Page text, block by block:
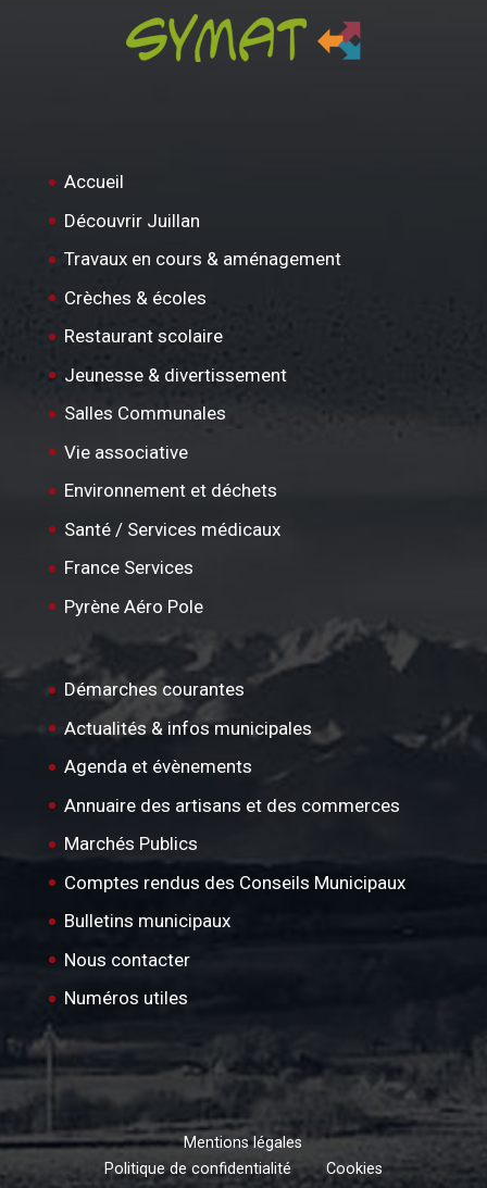
Accueil
Découvrir Juillan
Travaux en cours & aménagement
Crèches & écoles
Restaurant scolaire
Jeunesse & divertissement
Salles Communales
Vie associative
Environnement et déchets
Santé / Services médicaux
France Services
Pyrène Aéro Pole
Démarches courantes
Actualités & infos municipales
Agenda et évènements
Annuaire des artisans et des commerces
Marchés Publics
Comptes rendus des Conseils Municipaux
Bulletins municipaux
Nous contacter
Numéros utiles
Mentions légales
Politique de confidentialité
Cookies